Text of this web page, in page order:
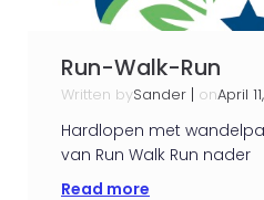
Run-Walk-Run
Written bySander | onApril
Hardlopen met
van Run Walk Run nader
Read more